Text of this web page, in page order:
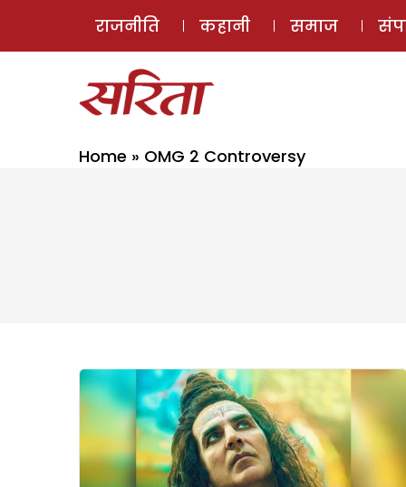
राजनीति कहानी समाज
Home » OMG 2 Controversy